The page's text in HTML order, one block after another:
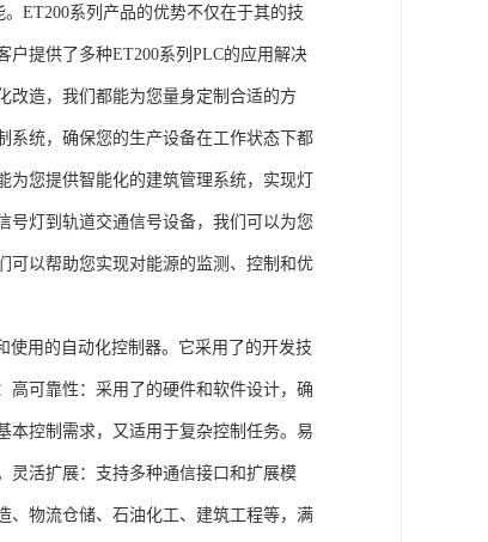
ET200系列产品的优势不仅在于其的技
提供了多种ET200系列PLC的应用解决
改造，我们都能为您量身定制合适的方
系统，确保您的生产设备在工作状态下都
您提供智能化的建筑管理系统，实现灯
号灯到轨道交通信号设备，我们可以为您
可以帮助您实现对能源的监测、控制和优
用的自动化控制器。它采用了的开发技
高可靠性：采用了的硬件和软件设计，确
本控制需求，又适用于复杂控制任务。易
灵活扩展：支持多种通信接口和扩展模
、物流仓储、石油化工、建筑工程等，满